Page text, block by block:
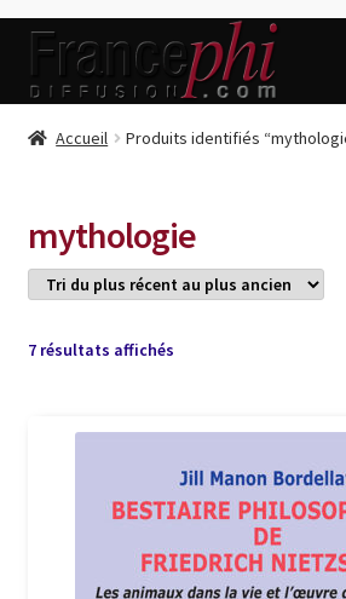
Aller
la
Aller
contenu
Accueil
Compte
Conditions de Vente
Connection
Listes d’Envies
Livres de Peter Randa
Livres de Philippe Randa
Login Customizer
Accueil Produits identifiés
mythologie
7 résultats affichésTrié
récent
plus
ancien